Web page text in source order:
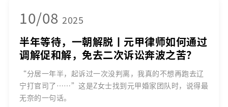
10/08 2025
半年等待，一朝解脱丨元甲律师如何通过
调解促和解，免去二次诉讼奔波之苦？
“分居一年半，起诉过一次没判离，我真的不想再跑去辽
宁打官司了……”这是Z女士找到元甲婚家团队时，说得最
无奈的一句话。